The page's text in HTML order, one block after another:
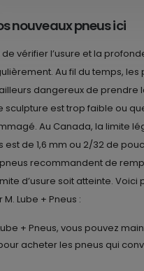
nouveaux pneus ici
vérifier l’usure et la
Au fil du temps, les
dangereux de
sculpture est trop faible ou
Au Canada, la limite
est de 1,6 mm ou 2/32 de
recommandent de
d’usure soit atteinte. Voici
Lube + Pneus :
+ Pneus, vous pouvez
acheter les pneus qui